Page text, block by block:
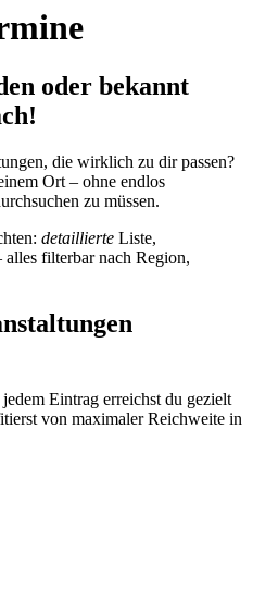
oder bekannt
die wirklich zu dir passen?
Ort – ohne endlos
zu müssen.
detaillierte Liste,
alles filterbar nach Region,
Eintrag erreichst du gezielt
von maximaler Reichweite in